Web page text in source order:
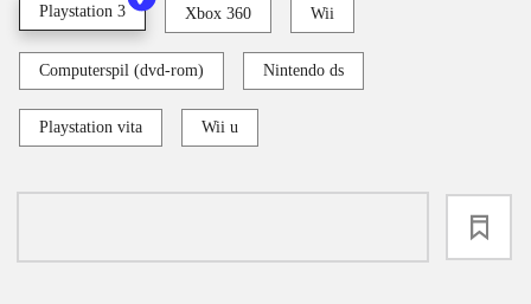
Playstation 3 Xbox 360 Wii
Computerspil (dvd-rom) Nintendo ds
Playstation vita Wii u